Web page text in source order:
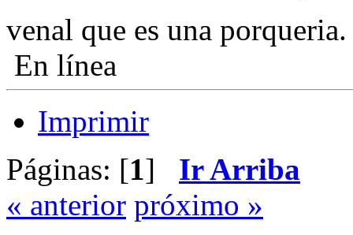
venal que es una
En línea
Imprimir
Páginas: [1] Ir Arriba
« anterior próximo »